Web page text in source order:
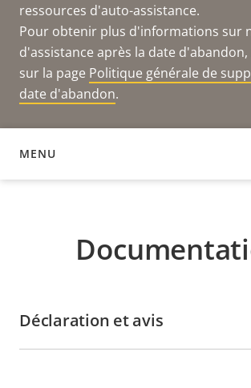
ressources d'auto-assistance.
Pour obtenir plus d'informations sur
d'assistance après la date
sur la page Politique générale de
date d'abandon.
MENU
DOCUMENTATION
Déclaration et avis